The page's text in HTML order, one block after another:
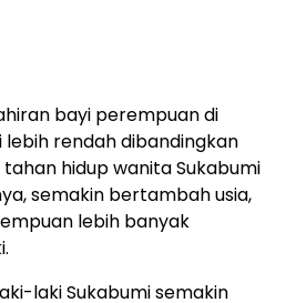
bayi perempuan di
lebih rendah dibandingkan
hidup wanita Sukabumi
semakin bertambah usia,
lebih banyak
laki Sukabumi semakin